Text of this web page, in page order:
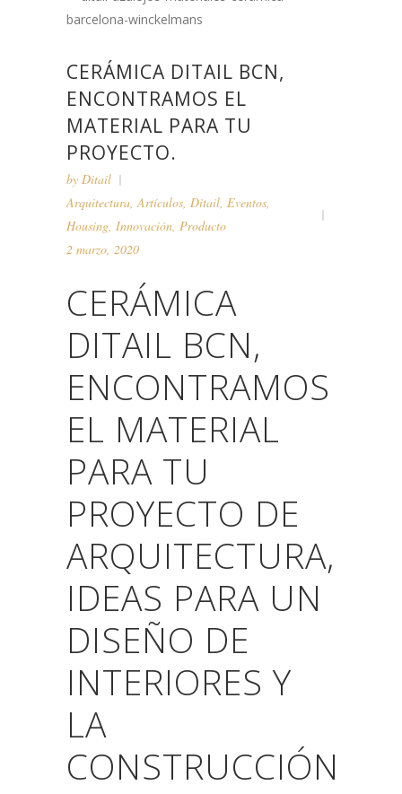
CERÁMICA DITAIL BCN,
ENCONTRAMOS EL
MATERIAL PARA TU
PROYECTO.
by Ditail
Arquitectura,Artículos, Ditail, Eventos,
Housing, Innovación, Producto
2 marzo, 2020
CERÁMICA
DITAIL BCN,
ENCONTRAMOS
EL MATERIAL
PARA TU
PROYECTO DE
ARQUITECTURA,
IDEAS PARA UN
DISEÑO DE
INTERIORES Y
LA
CONSTRUCCIÓN